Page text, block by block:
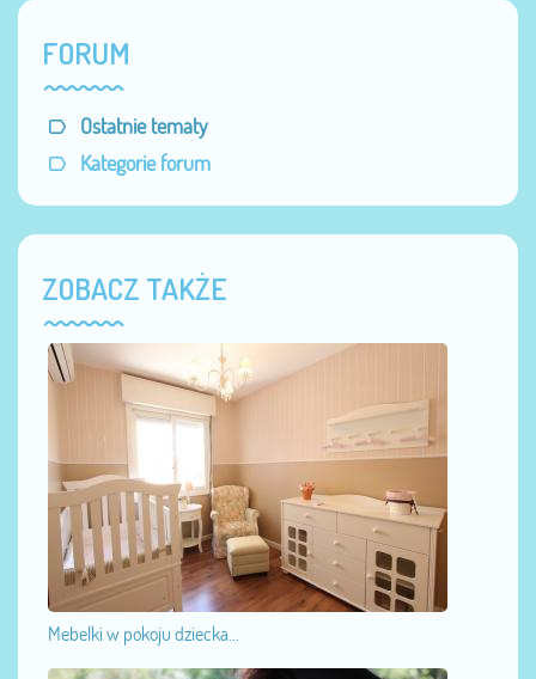
FORUM
Ostatnie tematy
Kategorie forum
ZOBACZ TAKŻE
Mebelki w pokoju dziecka...